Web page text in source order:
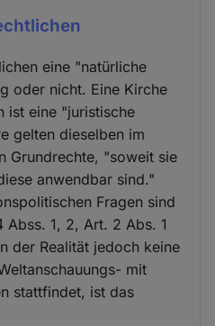
eine "natürliche
oder nicht. Eine Kirche
ist eine "juristische
gelten dieselben im
Grundrechte, "soweit sie
anwendbar sind."
Fragen sind
1, 2, Art. 2 Abs. 1
der Realität jedoch keine
mit
stattfindet, ist das